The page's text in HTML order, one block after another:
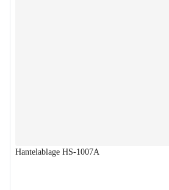
Hantelablage HS-1007A